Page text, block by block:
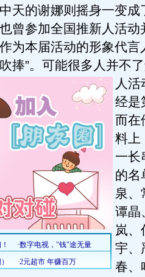
天的谢娜则摇身一变成
曾参加全国推新人活动
为本届活动的形象代言
捧”。 可能很多人并不
人
经是
而在
料上
一长
的名
泉、
谭晶
岚、
宇、
春、